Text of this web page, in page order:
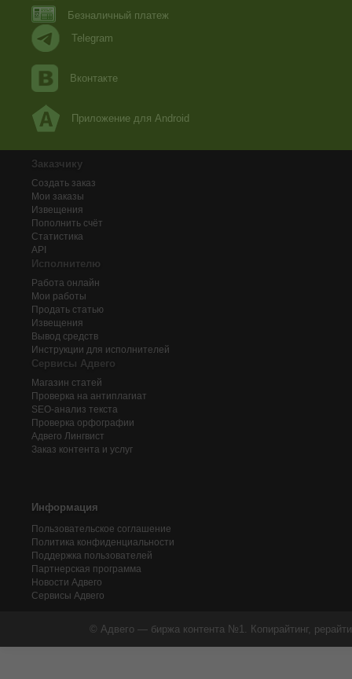
Безналичный платеж
Telegram
Вконтакте
Приложение для Android
Заказчику
Создать заказ
Мои заказы
Извещения
Пополнить счёт
Статистика
API
Исполнителю
Работа онлайн
Мои работы
Продать статью
Извещения
Вывод средств
Инструкции для исполнителей
Сервисы Адвего
Магазин статей
Проверка на антиплагиат
SEO-анализ текста
Проверка орфографии
Адвего Лингвист
Заказ контента и услуг
Информация
Пользовательское соглашение
Политика конфиденциальности
Поддержка пользователей
Партнерская программа
Новости Адвего
Сервисы Адвего
© Адвего — биржа контента №1. Копирайтинг,